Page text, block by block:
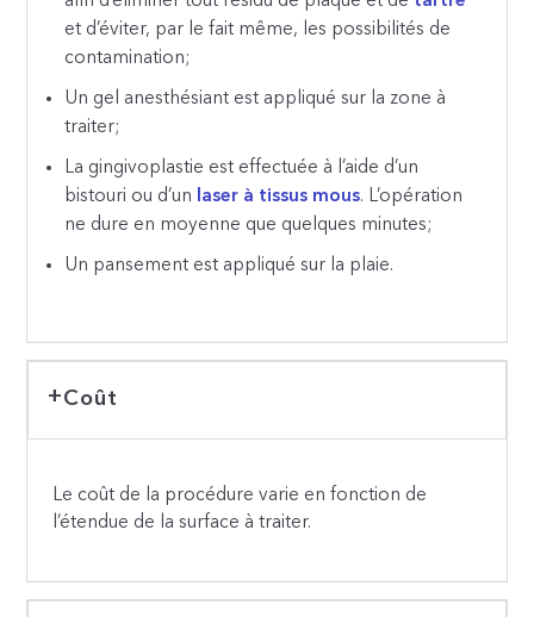
et d’éviter, par le fait même, les possibilités de
contamination;
Un gel anesthésiant est appliqué sur la zone à
traiter;
La gingivoplastie est effectuée à l’aide d’un
bistouri ou d’un
laser à tissus mous. L’opération
ne dure en moyenne que quelques minutes;
Un pansement est appliqué sur la plaie.
Coût
Le coût de la procédure varie en fonction de
l’étendue de la surface à traiter.